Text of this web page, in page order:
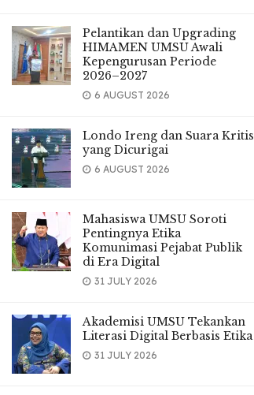
Pelantikan dan Upgrading
HIMAMEN UMSU Awali
Kepengurusan Periode
2026–2027
6 AUGUST 2026
Londo Ireng dan Suara Kritis
yang Dicurigai
6 AUGUST 2026
Mahasiswa UMSU Soroti
Pentingnya Etika
Komunimasi Pejabat Publik
di Era Digital
31 JULY 2026
Akademisi UMSU Tekankan
Literasi Digital Berbasis Etika
31 JULY 2026